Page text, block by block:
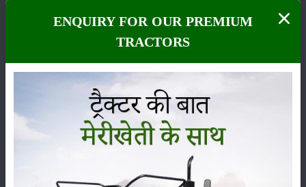
बुवाई से लगभग एक महीने पहले फसल को 5 से 10 टन/हेक्टेयर FYM के साथ खाद
40 किलोग्राम नाइट्रोजन, 20 किलोग्राम फॉस्फोरस और 20 किलोग्राम पोटाश प्रति
हेक्टेयर डालें। खेत में बुवाई के समय सभी उर्वरक डाल सकते हैं।
सूखे के दौरान, सूखे की गंभीरता और मिट्टी के प्रकार के आधार पर हर 10-25 दिनों में
ENQUIRY FOR OUR PREMIUM
TRACTORS